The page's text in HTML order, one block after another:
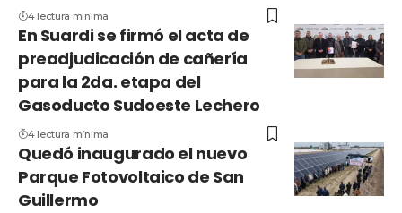
4 lectura mínima
En Suardi se firmó el acta de
preadjudicación de cañería
para la 2da. etapa del
Gasoducto Sudoeste Lechero
4 lectura mínima
Quedó inaugurado el nuevo
Parque Fotovoltaico de San
Guillermo